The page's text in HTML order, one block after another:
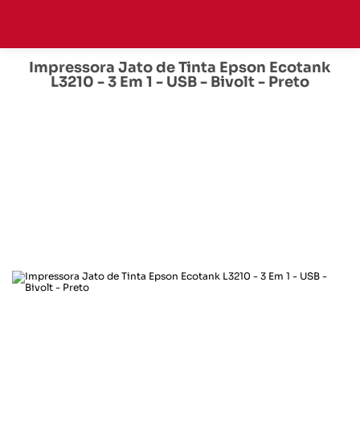
Impressora Jato de Tinta Epson Ecotank
L3210 - 3 Em 1 - USB - Bivolt - Preto